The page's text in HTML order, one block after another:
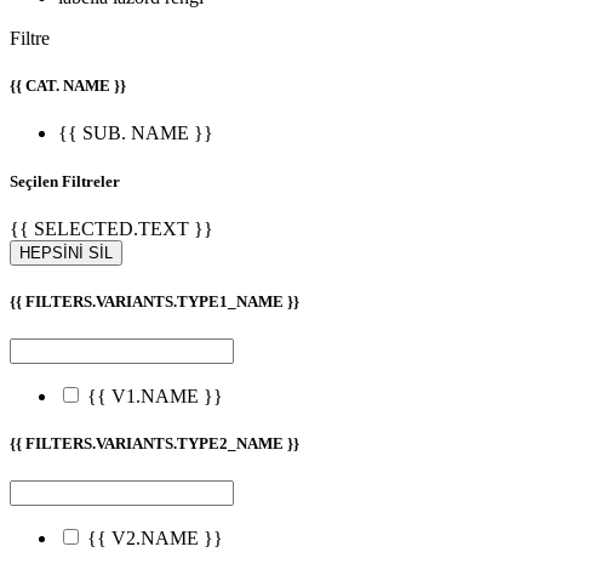
Filtre
{{ CAT. NAME }}
{{ SUB. NAME }}
Seçilen Filtreler
{{ SELECTED.TEXT }}
HEPSİNİ SİL
{{ FILTERS.VARIANTS.TYPE1_NAME }}
{{ V1.NAME }}
{{ FILTERS.VARIANTS.TYPE2_NAME }}
{{ V2.NAME }}